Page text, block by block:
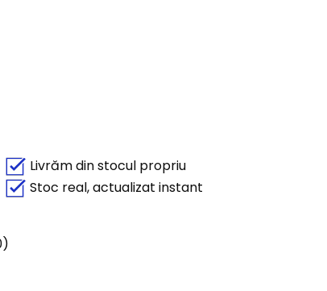
Livrăm din stocul propriu
Stoc real, actualizat instant